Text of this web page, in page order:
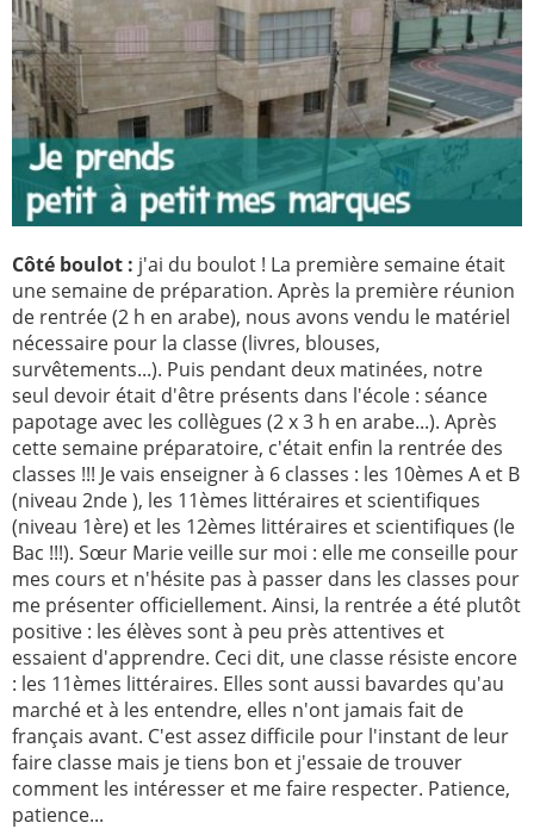
Groupe
Repères
Groupe
Diaconia
Nouvelles
d'Orient
Divers
Tags
—
2005
2006
2009
2010
2011
2012
2013
2014
2015
2016
2017
2018
2019
2020
Recherche
Côté boulot : j'ai du boulot ! La première semaine était
une semaine de préparation. Après la première réunion
de rentrée (2 h en arabe), nous avons vendu le matériel
nécessaire pour la classe (livres, blouses,
survêtements...). Puis pendant deux matinées, notre
seul devoir était d'être présents dans l'école : séance
papotage avec les collègues (2 x 3 h en arabe...). Après
cette semaine préparatoire, c'était enfin la rentrée des
classes !!! Je vais enseigner à 6 classes : les 10èmes A et B
(niveau 2nde ), les 11èmes littéraires et scientifiques
(niveau 1ère) et les 12èmes littéraires et scientifiques (le
Bac !!!). Sœur Marie veille sur moi : elle me conseille pour
mes cours et n'hésite pas à passer dans les classes pour
me présenter officiellement. Ainsi, la rentrée a été plutôt
positive : les élèves sont à peu près attentives et
essaient d'apprendre. Ceci dit, une classe résiste encore
: les 11èmes littéraires. Elles sont aussi bavardes qu'au
marché et à les entendre, elles n'ont jamais fait de
français avant. C'est assez difficile pour l'instant de leur
faire classe mais je tiens bon et j'essaie de trouver
comment les intéresser et me faire respecter. Patience,
patience...